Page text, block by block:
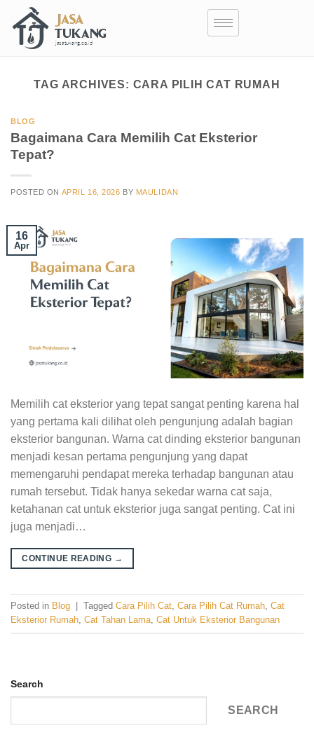
TAG ARCHIVES: CARA PILIH CAT RUMAH
BLOG
Bagaimana Cara Memilih Cat Eksterior
Tepat?
POSTED ON APRIL 16, 2026 BY MAULIDAN
16
Apr
Memilih cat eksterior yang tepat sangat penting karena hal
yang pertama kali dilihat oleh pengunjung adalah bagian
eksterior bangunan. Warna cat dinding eksterior bangunan
menjadi kesan pertama pengunjung yang dapat
memengaruhi pendapat mereka terhadap bangunan atau
rumah tersebut. Tidak hanya sekedar warna cat saja,
ketahanan cat untuk eksterior juga sangat penting. Cat ini
juga menjadi…
CONTINUE READING →
Posted in Blog Tagged Cara Pilih Cat, Cara Pilih Cat Rumah, Cat
Eksterior Rumah, Cat Tahan Lama, Cat Untuk Eksterior Bangunan
Search
SEARCH